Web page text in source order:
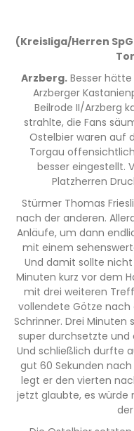
(Kreisliga/Herren
Arzberg.Besser hätte
Arzberger
Beilrode II/Arzberg
strahlte, die Fans
Ostelbier waren auf
Torgau
besser eingestellt.
Platzherren
Stürmer Thomas
nach der anderen.
Anläufe, um dann
mit einem
Und damit sollte
Minuten kurz vor dem
mit drei weiteren
vollendete Götze
Schrinner. Drei Minuten
super durchsetzte und
Und schließlich durfte
gut 60 Sekunden
legt er den vierten
jetzt glaubte, es würde